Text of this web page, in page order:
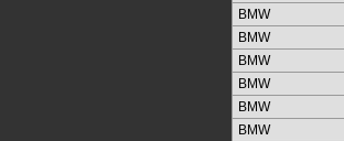
BMW
BMW
BMW
BMW
BMW
BMW